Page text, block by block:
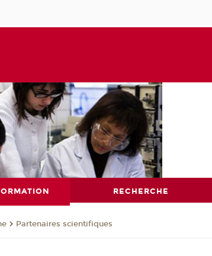
RECHERCHE
Partenaires scientifiques